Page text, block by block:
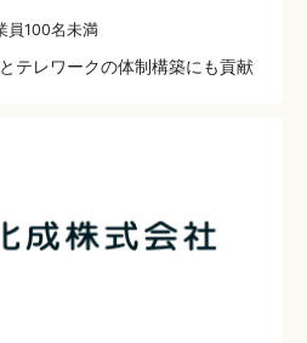
員100名未満
テレワークの体制構築にも貢献